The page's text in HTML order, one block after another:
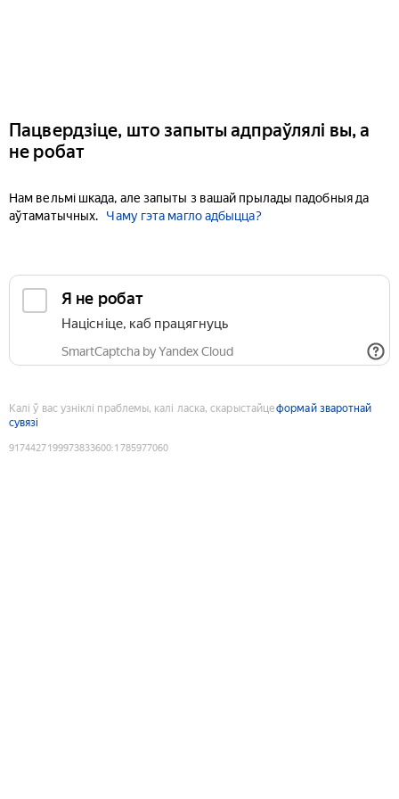
Пацвердзіце, што запыты адпраўлялі вы, а
не робат
Нам вельмі шкада, але запыты з вашай прылады падобныя да
аўтаматычных.
Чаму гэта магло адбыцца?
Я не робат
Націсніце, каб працягнуць
SmartCaptcha by Yandex Cloud
Калі ў вас узніклі праблемы, калі ласка, скарыстайцеформай зваротнай
сувязі
9174427199973833600:1785977060